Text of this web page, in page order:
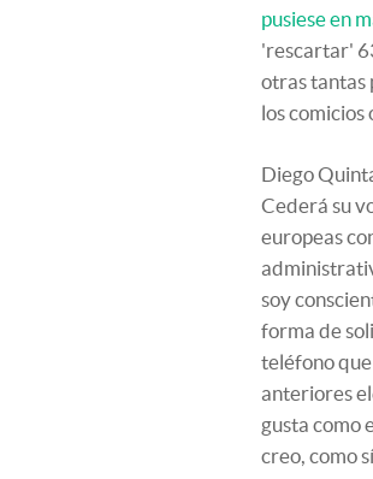
pusiese en
'rescartar'
otras tantas
los comicios
Diego
Cederá su
europeas
soy
forma de
teléfono que
anteriores
gusta como
creo, como